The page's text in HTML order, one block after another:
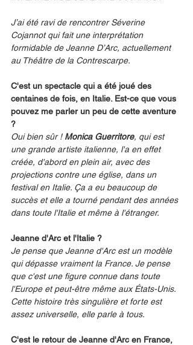
J’ai été ravi de rencontrer Séverine
Cojannot qui fait une interprétation
formidable de Jeanne D’Arc, actuellement
au Théâtre de la Contrescarpe.
C'est un spectacle qui a été joué des
centaines de fois, en Italie. Est-ce que vous
pouvez me parler un peu de cette aventure
?
Oui bien sûr ! Monica Guerritore, qui est
une grande artiste italienne, l'a en effet
créée, d'abord en plein air, avec des
projections contre une église, dans un
festival en Italie. Ça a eu beaucoup de
succès et elle a tourné pendant des années
dans toute l'Italie et même à l'étranger.
Jeanne d'Arc et l'Italie ?
Je pense que Jeanne d'Arc est un modèle
qui dépasse vraiment la France. Je pense
que c'est une figure connue dans toute
l'Europe et peut-être même aux États-Unis.
Cette histoire très singulière et forte est
assez universelle, elle parle à tous.
C'est le retour de Jeanne d'Arc en France,